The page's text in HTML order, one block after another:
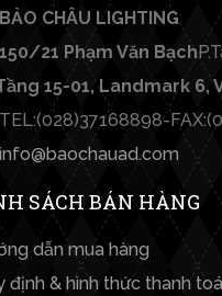
BẢO CHÂU LIGHTING​
150/21 Phạm Văn Bạch
15-01, Landmark 6,
TEL:(028)37168898-
info@baochauad.com
SÁCH BÁN HÀNG
dẫn mua hàng
định & hình thức thanh